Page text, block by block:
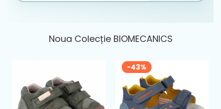
Noua Colecție BIOMECANICS
-43%